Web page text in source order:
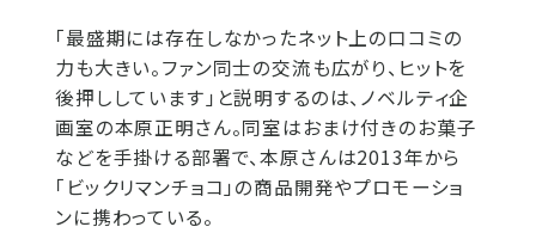
「最盛期には存在しなかったネット上の口コミの
力も大きい。ファン同士の交流も広がり、ヒットを
後押ししています」と説明するのは、ノベルティ企
画室の本原正明さん。同室はおまけ付きのお菓子
などを手掛ける部署で、本原さんは2013年から
「ビックリマンチョコ」の商品開発やプロモーショ
ンに携わっている。